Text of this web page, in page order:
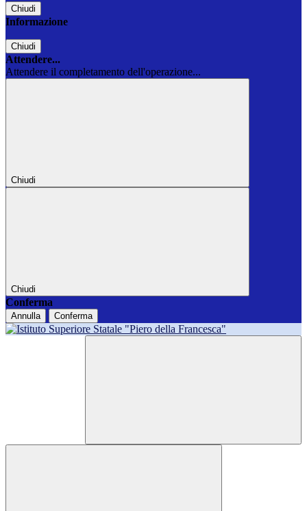
Chiudi
Informazione
Chiudi
Attendere...
Attendere il completamento dell'operazione...
Chiudi
Chiudi
Conferma
Annulla Conferma